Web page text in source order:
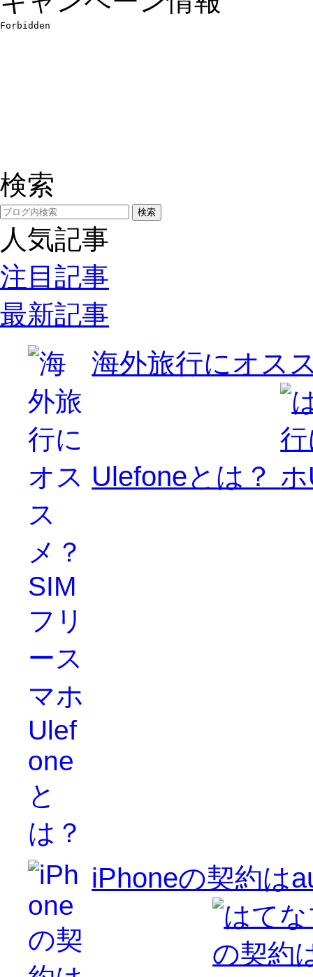
検索
人気記事
注目記事
最新記事
海外旅行にオス
Ulefoneとは？
iPhoneの契約は